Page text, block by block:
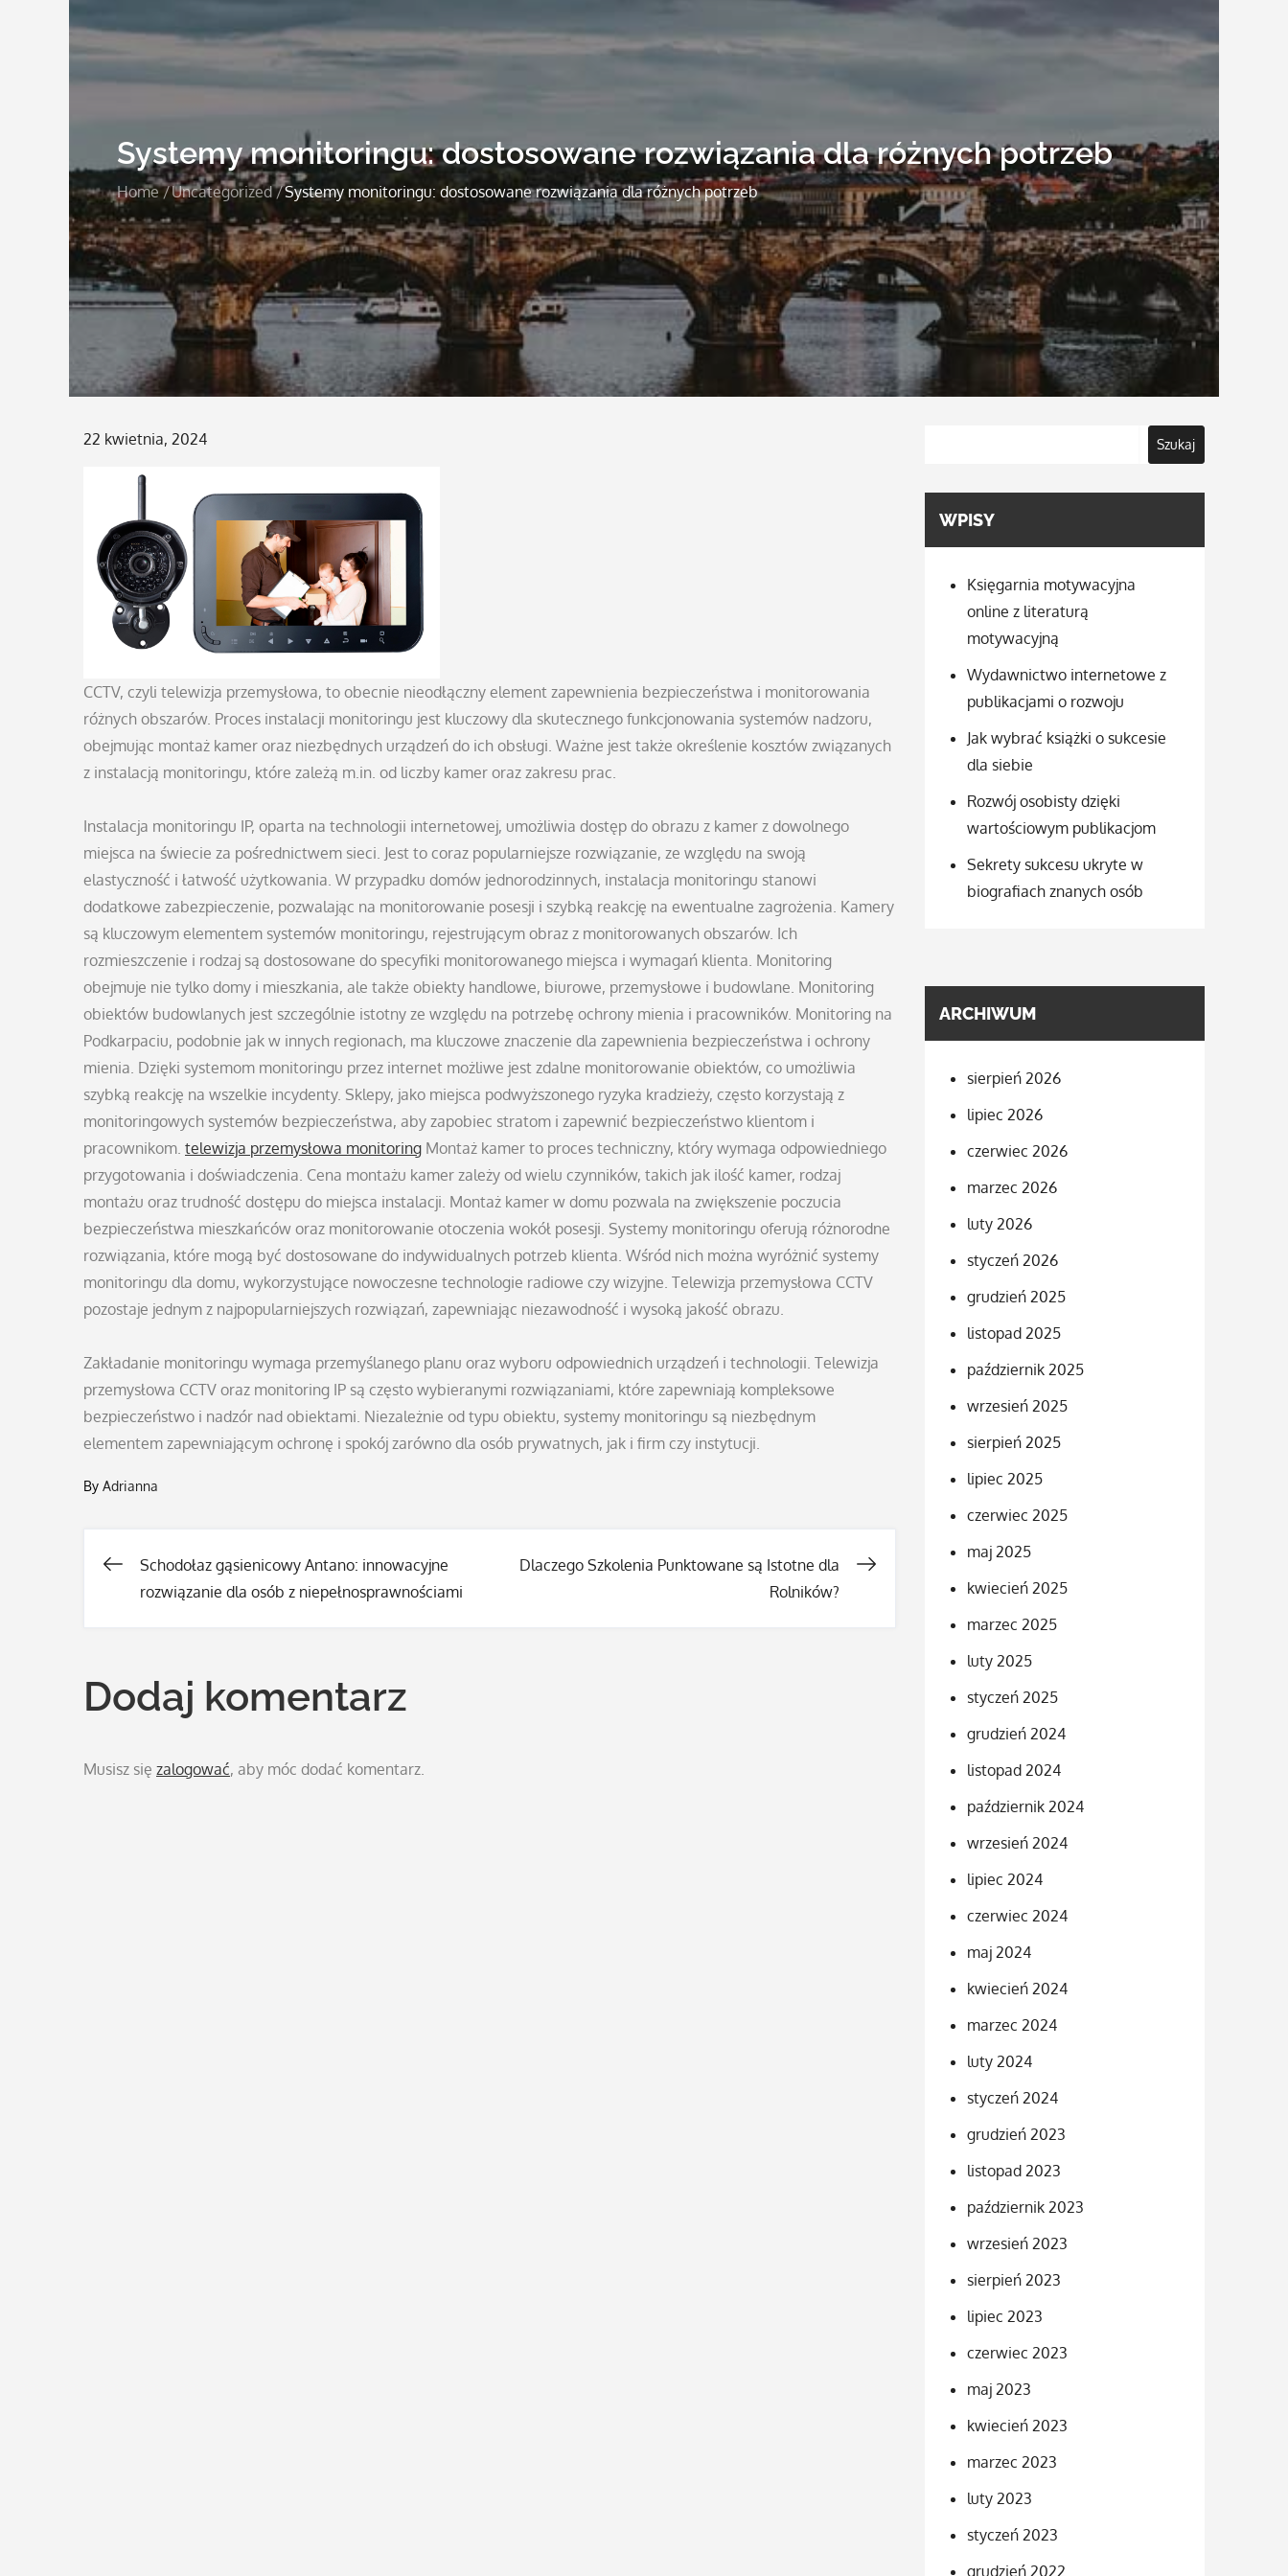
Systemy monitoringu: dostosowane rozwiązania dla różnych potrzeb
Home Uncategorized Systemy monitoringu: dostosowane rozwiązania dla różnych potrzeb
Posted
22 kwietnia, 2024
CCTV, czyli telewizja przemysłowa, to obecnie nieodłączny element zapewnienia bezpieczeństwa i monitorowania
różnych obszarów. Proces instalacji monitoringu jest kluczowy dla skutecznego funkcjonowania systemów nadzoru,
obejmując montaż kamer oraz niezbędnych urządzeń do ich obsługi. Ważne jest także określenie kosztów związanych
z instalacją monitoringu, które zależą m.in. od liczby kamer oraz zakresu prac.
Instalacja monitoringu IP, oparta na technologii internetowej, umożliwia dostęp do obrazu z kamer z dowolnego
miejsca na świecie za pośrednictwem sieci. Jest to coraz popularniejsze rozwiązanie, ze względu na swoją
elastyczność i łatwość użytkowania. W przypadku domów jednorodzinnych, instalacja monitoringu stanowi
dodatkowe zabezpieczenie, pozwalając na monitorowanie posesji i szybką reakcję na ewentualne zagrożenia. Kamery
są kluczowym elementem systemów monitoringu, rejestrującym obraz z monitorowanych obszarów. Ich
rozmieszczenie i rodzaj są dostosowane do specyfiki monitorowanego miejsca i wymagań klienta. Monitoring
obejmuje nie tylko domy i mieszkania, ale także obiekty handlowe, biurowe, przemysłowe i budowlane. Monitoring
obiektów budowlanych jest szczególnie istotny ze względu na potrzebę ochrony mienia i pracowników. Monitoring na
Podkarpaciu, podobnie jak w innych regionach, ma kluczowe znaczenie dla zapewnienia bezpieczeństwa i ochrony
mienia. Dzięki systemom monitoringu przez internet możliwe jest zdalne monitorowanie obiektów, co umożliwia
szybką reakcję na wszelkie incydenty. Sklepy, jako miejsca podwyższonego ryzyka kradzieży, często korzystają z
monitoringowych systemów bezpieczeństwa, aby zapobiec stratom i zapewnić bezpieczeństwo klientom i
pracownikom. telewizja przemysłowa monitoring Montaż kamer to proces techniczny, który wymaga odpowiedniego
przygotowania i doświadczenia. Cena montażu kamer zależy od wielu czynników, takich jak ilość kamer, rodzaj
montażu oraz trudność dostępu do miejsca instalacji. Montaż kamer w domu pozwala na zwiększenie poczucia
bezpieczeństwa mieszkańców oraz monitorowanie otoczenia wokół posesji. Systemy monitoringu oferują różnorodne
rozwiązania, które mogą być dostosowane do indywidualnych potrzeb klienta. Wśród nich można wyróżnić systemy
monitoringu dla domu, wykorzystujące nowoczesne technologie radiowe czy wizyjne. Telewizja przemysłowa CCTV
pozostaje jednym z najpopularniejszych rozwiązań, zapewniając niezawodność i wysoką jakość obrazu.
Zakładanie monitoringu wymaga przemyślanego planu oraz wyboru odpowiednich urządzeń i technologii. Telewizja
przemysłowa CCTV oraz monitoring IP są często wybieranymi rozwiązaniami, które zapewniają kompleksowe
bezpieczeństwo i nadzór nad obiektami. Niezależnie od typu obiektu, systemy monitoringu są niezbędnym
elementem zapewniającym ochronę i spokój zarówno dla osób prywatnych, jak i firm czy instytucji.
By Adrianna
Nawigacja
Schodołaz gąsienicowy Antano: innowacyjne
rozwiązanie dla osób z niepełnosprawnościami
Dlaczego Szkolenia Punktowane są Istotne dla
Rolników?
Dodaj komentarz
Musisz się zalogować, aby móc dodać komentarz.
Szukaj
WPISY
Księgarnia motywacyjna
online z literaturą
motywacyjną
Wydawnictwo internetowe z
publikacjami o rozwoju
Jak wybrać książki o sukcesie
dla siebie
Rozwój osobisty dzięki
wartościowym publikacjom
Sekrety sukcesu ukryte w
biografiach znanych osób
ARCHIWUM
sierpień 2026
lipiec 2026
czerwiec 2026
marzec 2026
luty 2026
styczeń 2026
grudzień 2025
listopad 2025
październik 2025
wrzesień 2025
sierpień 2025
lipiec 2025
czerwiec 2025
maj 2025
kwiecień 2025
marzec 2025
luty 2025
styczeń 2025
grudzień 2024
listopad 2024
październik 2024
wrzesień 2024
lipiec 2024
czerwiec 2024
maj 2024
kwiecień 2024
marzec 2024
luty 2024
styczeń 2024
grudzień 2023
listopad 2023
październik 2023
wrzesień 2023
sierpień 2023
lipiec 2023
czerwiec 2023
maj 2023
kwiecień 2023
marzec 2023
luty 2023
styczeń 2023
grudzień 2022